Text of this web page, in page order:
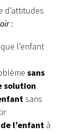
d’attitudes
:
l’enfant
sans
solution
sans
l’enfant à